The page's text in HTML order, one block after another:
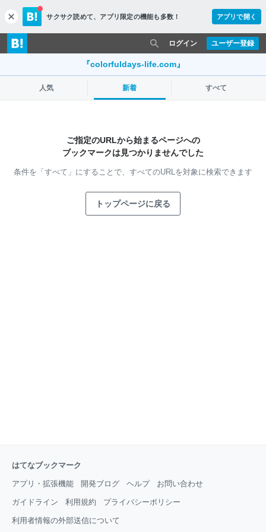
c
l
o
s
サクサク読めて、 アプリ限定の機能も多数！ アプリで開く
ユーザー登録
ログイン
『colorfuldays-life.com』
人気 新着 すべて
ご指定のURLから始まるページへの
ブックマークは見つかりませんでした
条件を「すべて」にすることで、 すべてのURLを対象に検索できます
トップページに戻る
はてなブックマーク
アプリ・拡張機能 開発ブログ ヘルプ お問い合わせ
ガイドライン 利用規約 プライバシーポリシー
利用者情報の外部送信について